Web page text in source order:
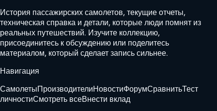
История пассажирских самолетов, текущие отчеты,
техническая справка и детали, которые люди помнят из
реальных путешествий. Изучите коллекцию,
присоединитесь к обсуждению или поделитесь
материалом, который сделает запись сильнее.
Навигация
СамолетыПроизводителиНовостиФорумСравнитьТест
личностиСмотреть всеВнести вклад